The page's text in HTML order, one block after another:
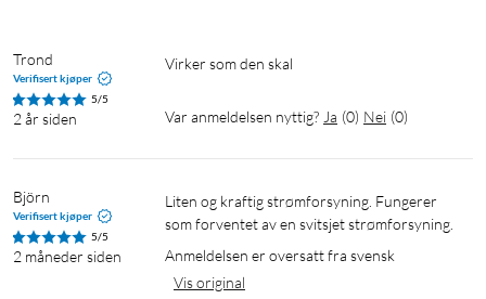
Trond
Verifisert kjøper
5/5
2 år siden
Virker som den skal
Var anmeldelsen nyttig? Ja (0) Nei (0)
Björn
Verifisert kjøper
5/5
2 måneder siden
Liten og kraftig strømforsyning. Fungerer
som forventet av en svitsjet strømforsyning.
Anmeldelsen er oversatt fra svensk
Vis original